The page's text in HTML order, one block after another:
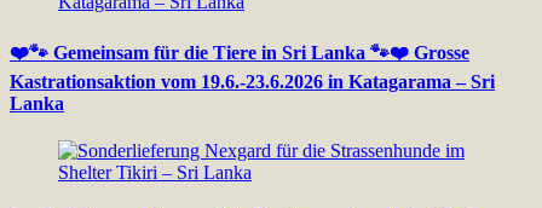
❤️🐾 Gemeinsam für die Tiere in Sri Lanka 🐾❤️ Grosse
Kastrationsaktion vom 19.6.-23.6.2026 in Katagarama – Sri
Lanka